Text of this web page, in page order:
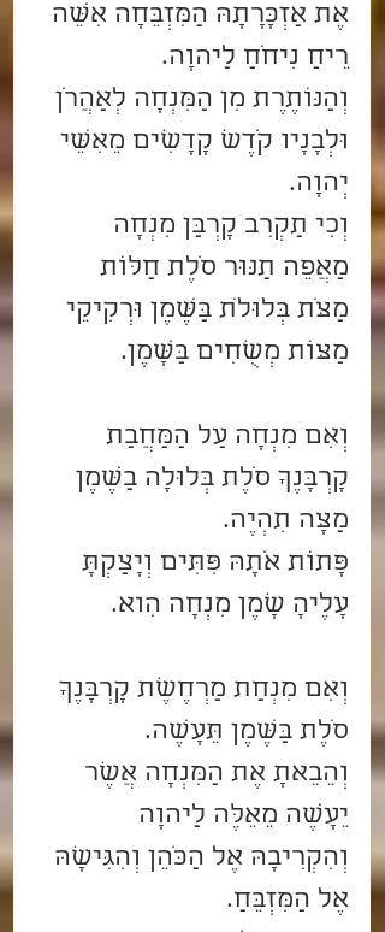
אֶת אַזְכָּרָתָהּ הַמִּזְבֵּחָה אִשֵּׁה
רֵיחַ נִיחֹחַ לַיהוָה.
וְהַנּוֹתֶרֶת מִן הַמִּנְחָה לְאַהֲרֹן
וּלְבָנָיו קֹדֶשׁ קָדָשִׁים מֵאִשֵּׁי
יְהוָה.
וְכִי תַקְרִב קָרְבַּן מִנְחָה
מַאֲפֵה תַנּוּר סֹלֶת חַלּוֹת
מַצֹּת בְּלוּלֹת בַּשֶּׁמֶן וּרְקִיקֵי
מַצּוֹת מְשֻׁחִים בַּשָּׁמֶן.
וְאִם מִנְחָה עַל הַמַּחֲבַת
קָרְבָּנֶךָ סֹלֶת בְּלוּלָה בַשֶּׁמֶן
מַצָּה תִהְיֶה.
פָּתוֹת אֹתָהּ פִּתִּים וְיָצַקְתָּ
עָלֶיהָ שָׁמֶן מִנְחָה הִוא.
וְאִם מִנְחַת מַרְחֶשֶׁת קָרְבָּנֶךָ
סֹלֶת בַּשֶּׁמֶן תֵּעָשֶׂה.
וְהֵבֵאתָ אֶת הַמִּנְחָה אֲשֶׁר
יֵעָשֶׂה מֵאֵלֶּה לַיהוָה
וְהִקְרִיבָהּ אֶל הַכֹּהֵן וְהִגִּישָׁהּ
אֶל הַמִּזְבֵּחַ.